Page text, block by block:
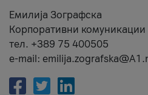
Емилија Зографска
Корпоративни комуникации
тел. +389 75 400505
e-mail: